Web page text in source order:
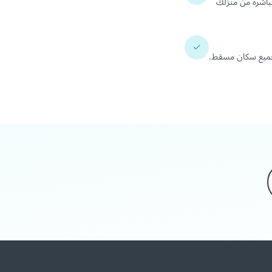
✓ سكان مسقط.